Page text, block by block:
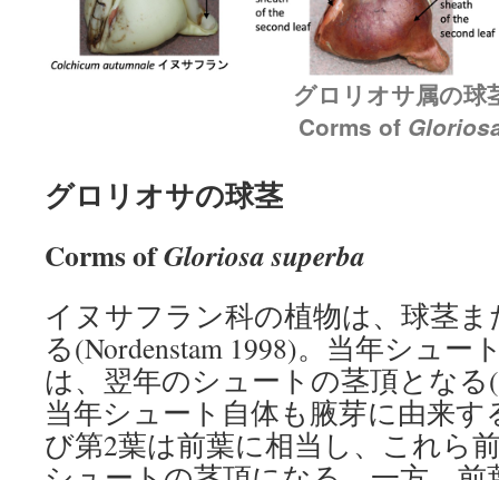
グロリオサ属の球
Corms of
グロリオサの球茎
Corms ofGloriosa superba
イヌサフラン科の植物は、球茎
る(Nordenstam 1998)。当年シュー
は、翌年のシュートの茎頂となる
当年シュート自体も腋芽に由来
び第2葉は前葉に相当し、これら